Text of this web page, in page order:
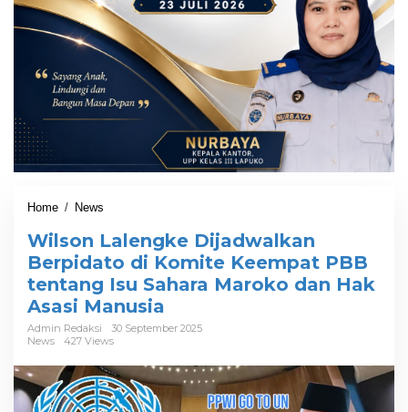
Home / News
s
o
L
l
n
g
k
Wilson Lalengke Dijadwalkan
Berpidato di Komite Keempat PBB
tentang Isu Sahara Maroko dan Hak
Asasi Manusia
Admin Redaksi
30 September 2025
News
427 Views